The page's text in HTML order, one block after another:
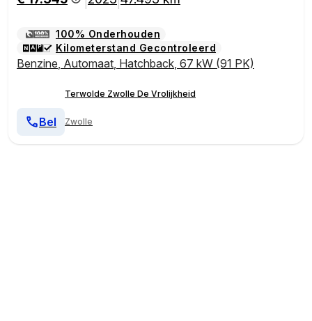
100% Onderhouden
Kilometerstand Gecontroleerd
Benzine, Automaat, Hatchback, 67 kW (91 PK)
Terwolde Zwolle De Vrolijkheid
Zwolle
Bel